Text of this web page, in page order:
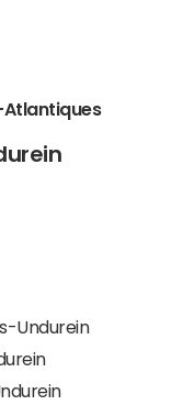
Atlantiques
Undurein